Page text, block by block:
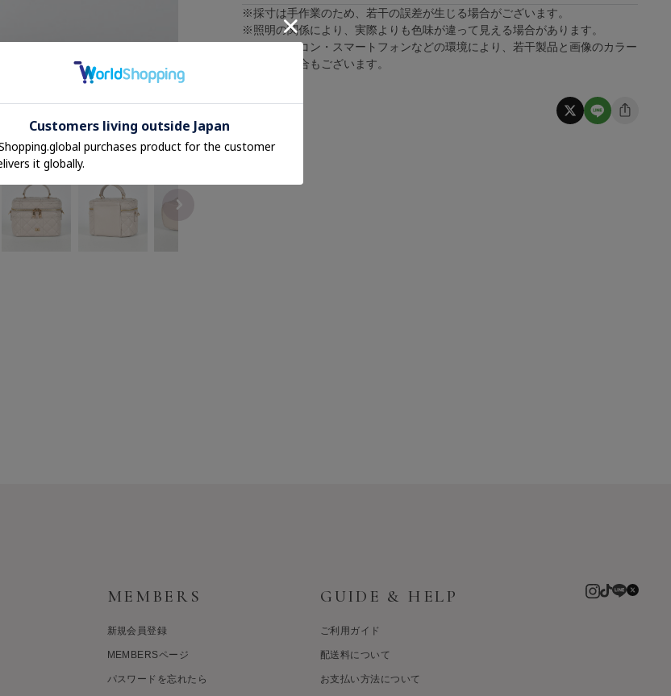
※採寸は手作業のため、若干の誤差が生じる場合がございます。
※照明の関係により、実際よりも色味が違って見える場合があります。
※またパソコン・スマートフォンなどの環境により、若干製品と画像のカラー
が異なる場合もございます。
MEMBERS
新規会員登録
MEMBERSページ
パスワードを忘れたら
GUIDE & HELP
ご利用ガイド
配送料について
お支払い方法について